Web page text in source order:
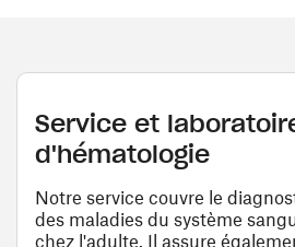
Service et
d'hématologie
Notre service couvre le
des maladies du système
chez l'adulte. Il assure